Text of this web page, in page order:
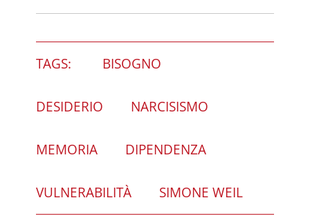
TAGS: BISOGNO
DESIDERIO NARCISISMO
MEMORIA DIPENDENZA
VULNERABILITÀ SIMONE WEIL